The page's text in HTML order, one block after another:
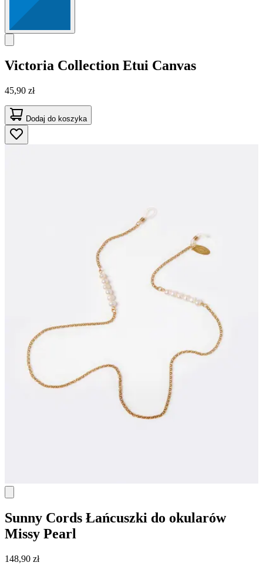
Victoria Collection Etui Canvas
45,90 zł
Dodaj do koszyka
Sunny Cords Łańcuszki do okularów
Missy Pearl
148,90 zł